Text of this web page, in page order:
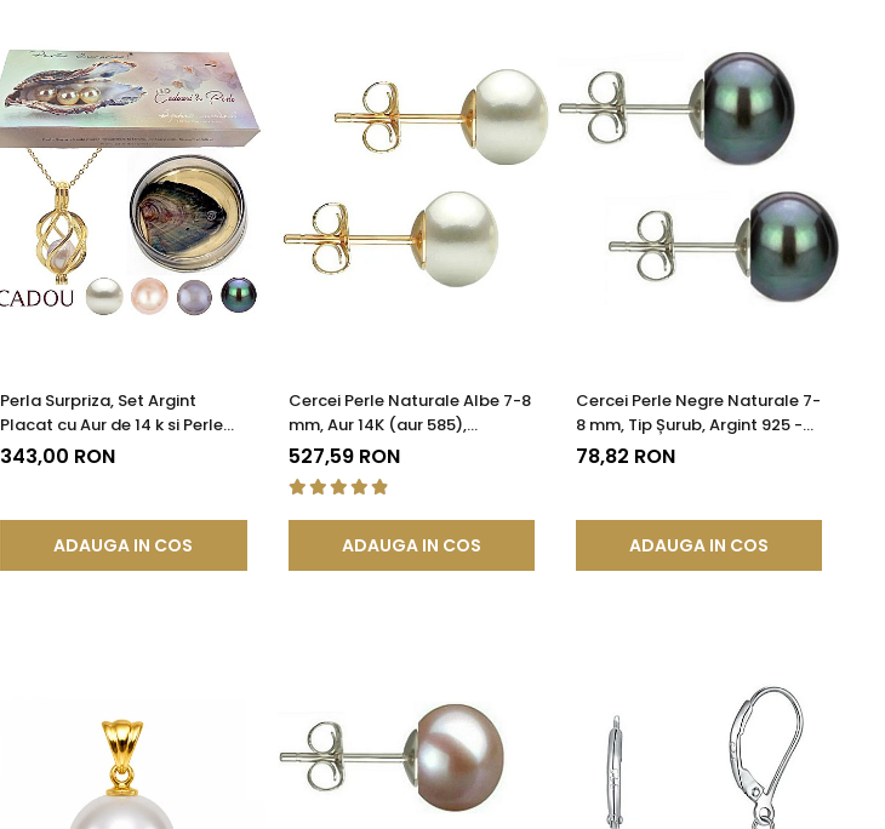
Perla Surpriza, Set Argint
Placat cu Aur de 14 k si Perle
Naturale
343,00 RON
ADAUGA IN COS
Cercei Perle Naturale Albe 7-8
mm, Aur 14K (aur 585),
Calitatea AAA | KASKADDA®
527,59 RON
ADAUGA IN COS
Cercei Perle Negre Naturale 7-
8 mm, Tip Șurub, Argint 925 -
Calitate AAA | KASKADDA®
78,82 RON
ADAUGA IN COS